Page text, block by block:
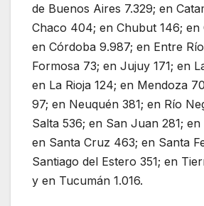
de Buenos Aires 7.329; en
Chaco 404; en Chubut 146; en
en Córdoba 9.987; en Entre
Formosa 73; en Jujuy 171; en
en La Rioja 124; en Mendoza
97; en Neuquén 381; en Río
Salta 536; en San Juan 281; en
en Santa Cruz 463; en Santa
Santiago del Estero 351; en
y en Tucumán 1.016.